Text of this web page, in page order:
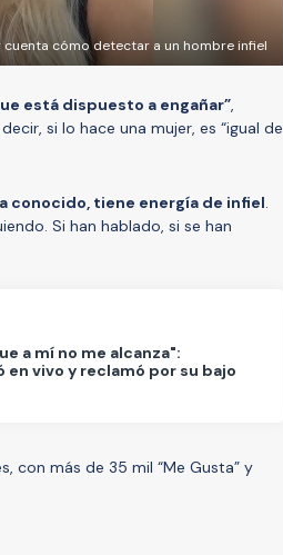
cómo detectar a un hombre infiel
está dispuesto a engañar”,
si lo hace una mujer, es “igual de
conocido, tiene energía de infiel.
Si han hablado, si se han
a mí no me alcanza":
vivo y reclamó por su bajo
con más de 35 mil “Me Gusta” y